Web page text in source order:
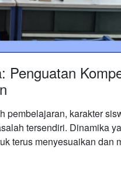
Penguatan
pembelajaran, karakter
tersendiri. Dinamika
terus menyesuaikan dan